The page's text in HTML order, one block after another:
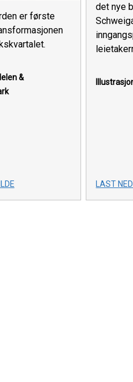
er første
&
det nye
LAST